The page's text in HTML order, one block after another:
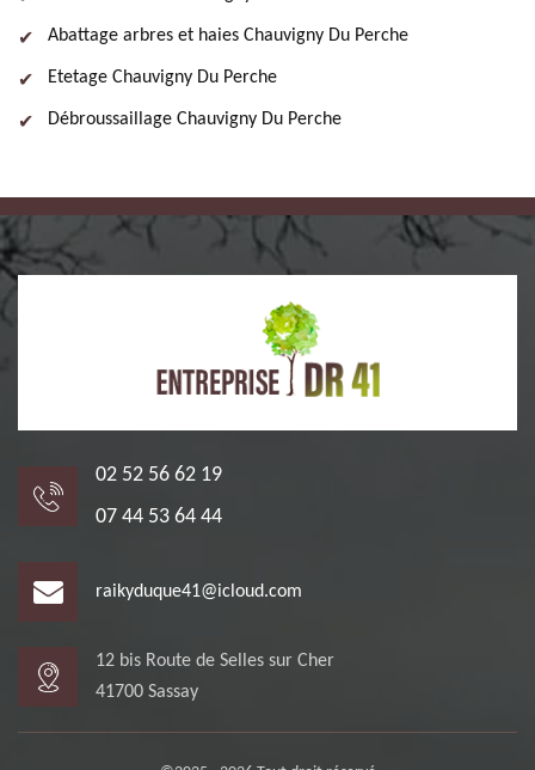
Abattage arbres et haies Chauvigny Du Perche
Etetage Chauvigny Du Perche
Débroussaillage Chauvigny Du Perche
02 52 56 62 19
07 44 53 64 44
raikyduque41@icloud.com
12 bis Route de Selles sur Cher
41700 Sassay